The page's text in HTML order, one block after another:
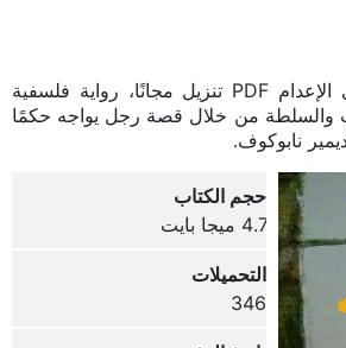
تحميل رواية دعوة إلى الإعدام PDF تنزيل مجانًا، رواية فلسفية
والسلطة من خلال قصة رجل يواجه حكمًا
نابوكوف.
حجم الكتاب
4.7 ميجا بايت
التحميلات
346